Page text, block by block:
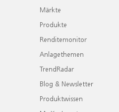
Märkte
Produkte
Renditemonitor
Anlagethemen
TrendRadar
Blog & Newsletter
Produktwissen